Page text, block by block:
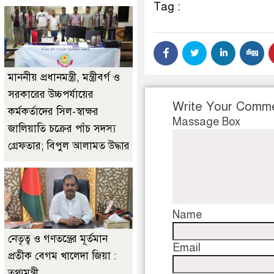
Tag :
Write Your
Massage Box
Name
Email
মাননীয় প্রধানমন্ত্রী, মন্ত্রীবর্গ ও
সরকারের উচ্চপর্যায়ের
কর্মকর্তাদের সিল-স্বাক্ষর
জালিয়াতি চক্রের পাঁচ সদস্য
গ্রেফতার; বিপুল আলামত উদ্ধার
নেতৃত্ব ও গণতন্ত্রের মূর্তমান
প্রতীক বেগম খালেদা জিয়া :